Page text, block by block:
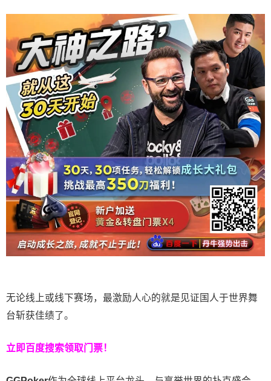
无论线上或线下赛场，最激励人心的就是见证国人于世界舞
台斩获佳绩了。
立即百度搜索领取门票！